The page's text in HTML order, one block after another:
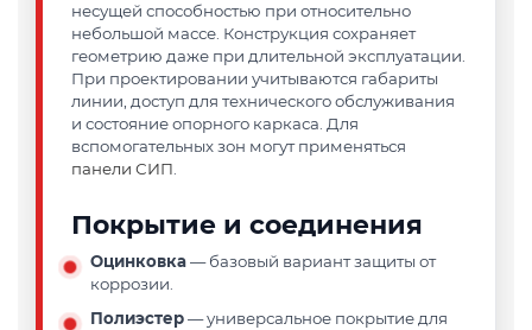
несущей способностью при относительно
небольшой массе. Конструкция сохраняет
геометрию даже при длительной эксплуатации.
При проектировании учитываются габариты
линии, доступ для технического обслуживания
и состояние опорного каркаса. Для
вспомогательных зон могут применяться
панели СИП.
Покрытие и соединения
Оцинковка— базовый вариант защиты от
коррозии.
Полиэстер— универсальное покрытие для